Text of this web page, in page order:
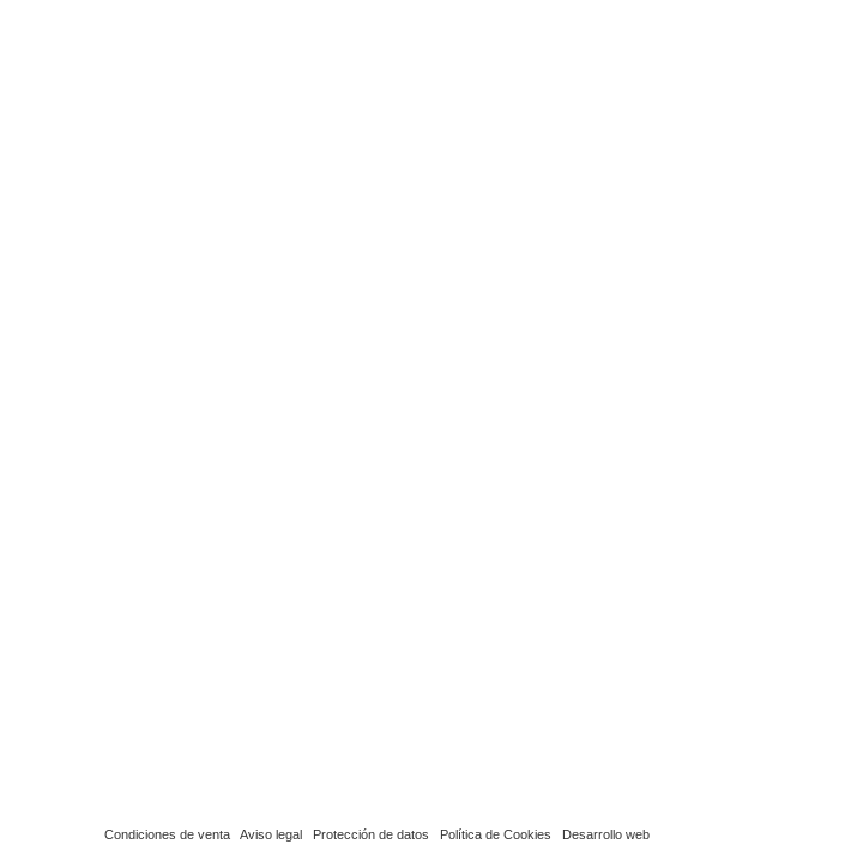
Condiciones de venta Aviso legal Protección de datos Política de Cookies Desarrollo web